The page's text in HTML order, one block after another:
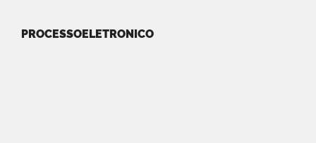
PROCESSOELETRONICO